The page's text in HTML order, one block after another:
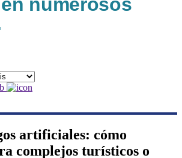
numerosos
artificiales: cómo
complejos turísticos o